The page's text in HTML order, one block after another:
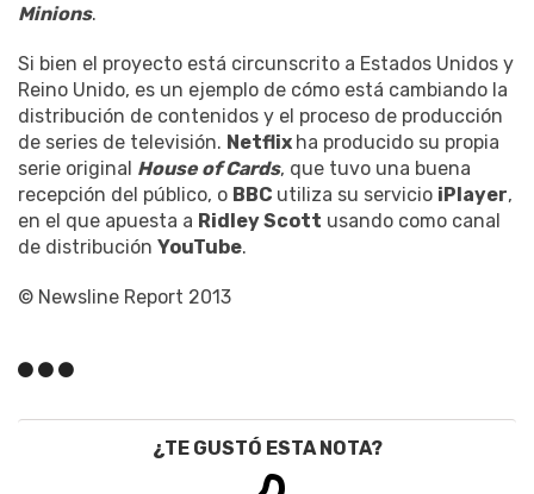
Minions.
Si bien el proyecto está circunscrito a Estados Unidos y
Reino Unido, es un ejemplo de cómo está cambiando la
distribución de contenidos y el proceso de producción
de series de televisión. Netflix ha producido su propia
serie original House of Cards, que tuvo una buena
recepción del público, o BBC utiliza su servicio iPlayer,
en el que apuesta a Ridley Scott usando como canal
de distribución YouTube.
© Newsline Report 2013
¿TE GUSTÓ ESTA NOTA?